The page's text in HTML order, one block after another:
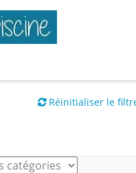
Réinitialiser le